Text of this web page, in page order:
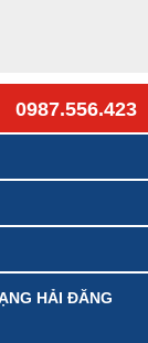
0987.556.423
HẢI ĐĂNG